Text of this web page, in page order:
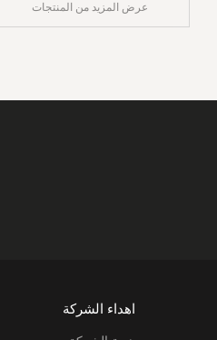
عرض المزيد من المنتجات
اهداء الشركة